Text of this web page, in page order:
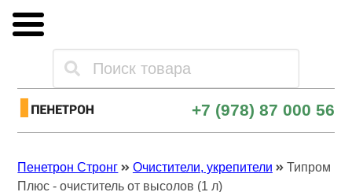
Каталог товаров
Опт и поставки
+7 (978) 87 000 56
Пенетрон Стронг Очистители, укрепители
Типром
Плюс - очиститель от высолов (1 л)